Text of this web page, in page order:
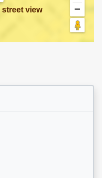
street view